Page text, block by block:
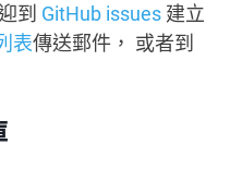
到 GitHub issues 建立
表傳送郵件， 或者到